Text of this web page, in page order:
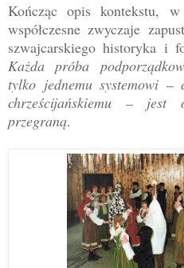
Kończąc opis kontekstu,
współczesne zwyczaje
szwajcarskiego historyka i
Każda próba
tylko jednemu systemowi –
chrześcijańskiemu – jest
przegraną.